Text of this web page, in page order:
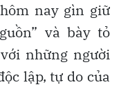
nay gìn giữ
và bày tỏ
những người
lập, tự do của